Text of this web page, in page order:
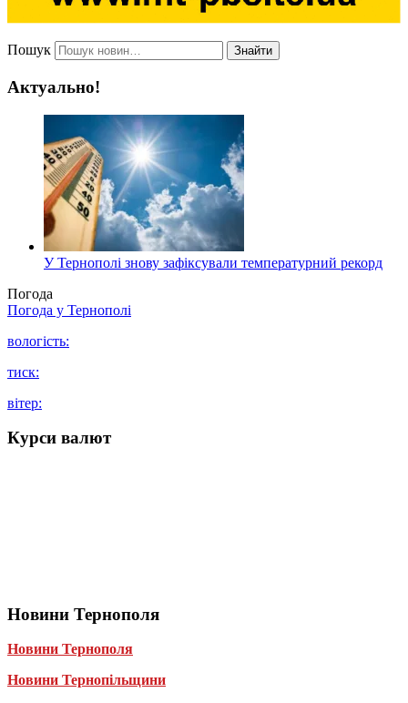
Пошук Знайти
Актуально!
У Тернополі знову зафіксували температурний рекорд
Погода
Погода у Тернополі
вологість:
тиск:
вітер:
Курси валют
Новини Тернополя
Новини Тернополя
Новини Тернопільщини